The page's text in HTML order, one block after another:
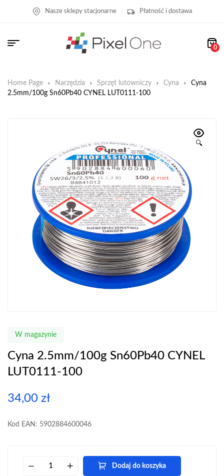
Nasze sklepy stacjonarne Płatność i dostawa
0
Home Page Narzędzia Sprzęt lutowniczy Cyna
Cyna
2.5mm/100g Sn60Pb40 CYNEL LUT0111-100
🔍
W magazynie
Cyna 2.5mm/100g Sn60Pb40 CYNEL
LUT0111-100
34,00 zł
Kod EAN: 5902884600046
Dodaj do koszyka